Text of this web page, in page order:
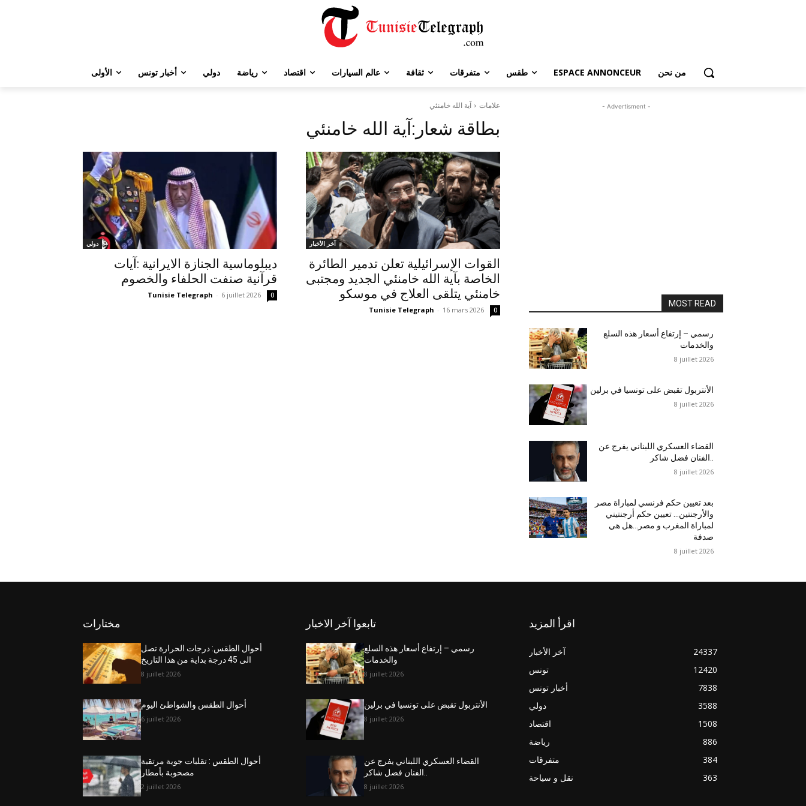
الأولى أخبار تونس دولي رياضة اقتصاد عالم السيارات ثقافة متفرقات طقس ESPACE ANNONCEUR من نحن
علامات آية الله خامنئي
بطاقة شعار:آية الله خامنئي
دولي
ديبلوماسية الجنازة الايرانية :آيات
قرآنية صنفت الحلفاء والخصوم
Tunisie Telegraph - 6 juillet 2026 0
آخر الأخبار
القوات الإسرائيلية تعلن تدمير الطائرة
الخاصة بآية الله خامنئي الجديد ومجتبى
خامنئي يتلقى العلاج في موسكو
Tunisie Telegraph - 16 mars 2026 0
- Advertisment -
MOST READ
رسمي – إرتفاع أسعار هذه السلع
والخدمات
8 juillet 2026
الأنتربول تقبض على تونسيا في برلين
8 juillet 2026
القضاء العسكري اللبناني يفرج عن
8 juillet 2026
بعد تعيين حكم فرنسي لمباراة مصر
والأرجنتين… تعيين حكم أرجنتيني
لمباراة المغرب و مصر…هل هي
صدفة
8 juillet 2026
مختارات
أحوال الطقس: درجات الحرارة تصل
الى 45 درجة بداية من هذا التاريخ
8 juillet 2026
أحوال الطقس والشواطئ اليوم
6 juillet 2026
أحوال الطقس : تقلبات جوية مرتقبة
مصحوبة بأمطار
2 juillet 2026
تابعوا آخر الاخبار
رسمي – إرتفاع أسعار هذه السلع
والخدمات
8 juillet 2026
الأنتربول تقبض على تونسيا في برلين
8 juillet 2026
القضاء العسكري اللبناني يفرج عن
8 juillet 2026
اقرأ المزيد
آخر الأخبار
24337
تونس
12420
أخبار تونس
7838
دولي
3588
اقتصاد
1508
رياضة
886
متفرقات
384
نقل و سياحة
363